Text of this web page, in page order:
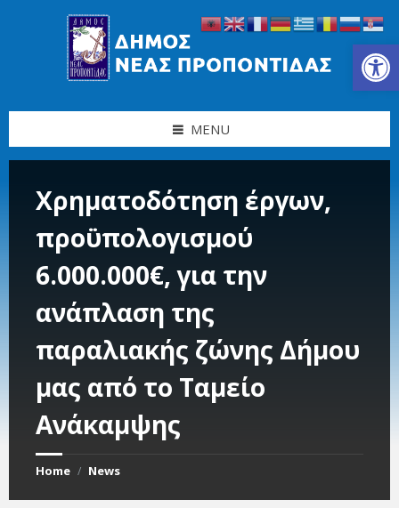
Ανοίξτε τη γραμμή εργαλείων
MENU
Χρηματοδότηση έργων,
προϋπολογισμού
6.000.000€, για την
ανάπλαση της
παραλιακής ζώνης Δήμου
μας από το Ταμείο
Ανάκαμψης
Home / News